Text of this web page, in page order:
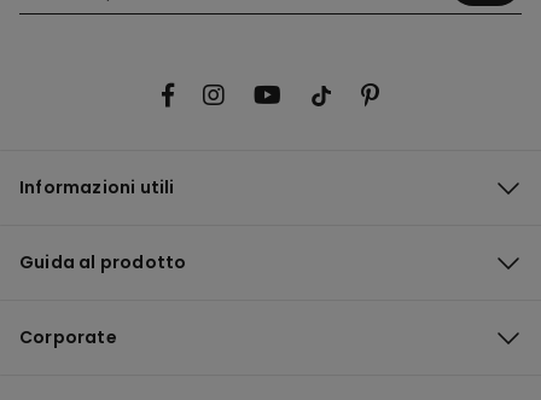
Informazioni utili
Guida al prodotto
Corporate